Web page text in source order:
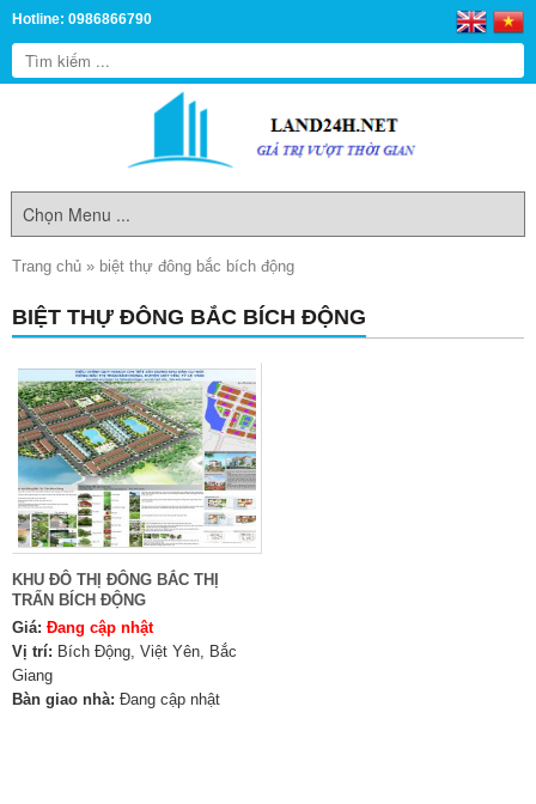
Hotline: 0986866790
Trang chủ » biệt thự đông bắc bích động
BIỆT THỰ ĐÔNG BẮC BÍCH ĐỘNG
KHU ĐÔ THỊ ĐÔNG BẮC THỊ
TRẤN BÍCH ĐỘNG
Giá: Đang cập nhật
Vị trí: Bích Động, Việt Yên, Bắc
Giang
Bàn giao nhà: Đang cập nhật